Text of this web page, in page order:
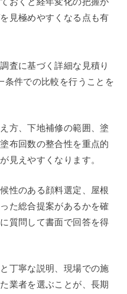
見極めやすくなる点も有
査に基づく詳細な見積り
条件での比較を行うことを
方、下地補修の範囲、塗
布回数の整合性を重点的
見えやすくなります。
性のある顔料選定、屋根
た総合提案があるかを確
質問して書面で回答を得
丁寧な説明、現場での施
業者を選ぶことが、長期